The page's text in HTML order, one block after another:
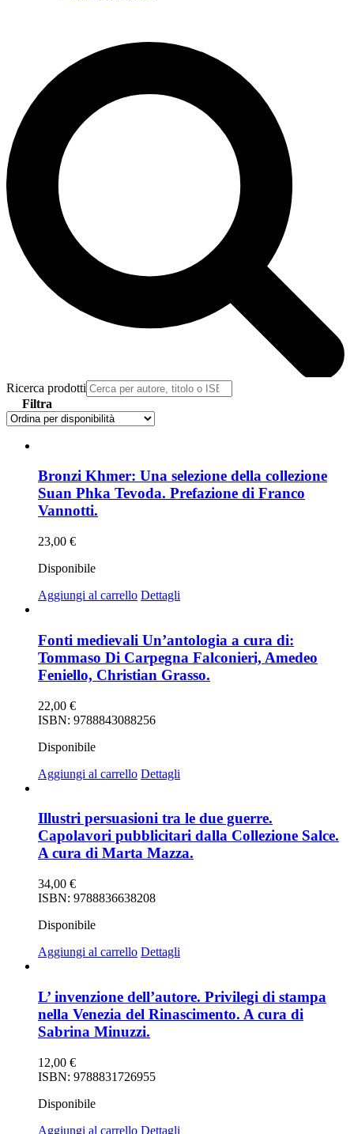
Ricerca prodotti
Filtra
Bronzi Khmer: Una selezione della collezione
Suan Phka Tevoda. Prefazione di Franco
Vannotti.
23,00 €
Disponibile
Aggiungi al carrello Dettagli
Fonti medievali Un’antologia a cura di:
Tommaso Di Carpegna Falconieri, Amedeo
Feniello, Christian Grasso.
22,00 €
ISBN: 9788843088256
Disponibile
Aggiungi al carrello Dettagli
Illustri persuasioni tra le due guerre.
Capolavori pubblicitari dalla Collezione Salce.
A cura di Marta Mazza.
34,00 €
ISBN: 9788836638208
Disponibile
Aggiungi al carrello Dettagli
L’ invenzione dell’autore. Privilegi di stampa
nella Venezia del Rinascimento. A cura di
Sabrina Minuzzi.
12,00 €
ISBN: 9788831726955
Disponibile
Aggiungi al carrello Dettagli